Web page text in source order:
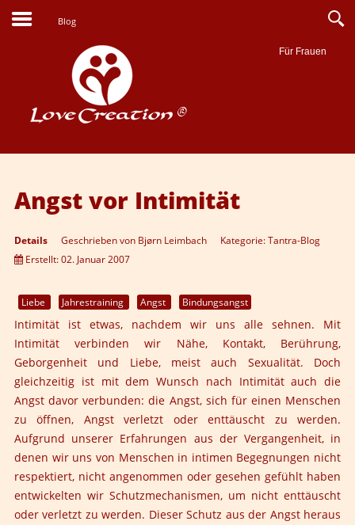
Blog
Für Frauen
Suche
Angst vor Intimität
Details Geschrieben von Bjørn Leimbach Kategorie:Tantra-Blog
Erstellt: 02. Januar 2007
Liebe Jahrestraining Angst Bindungsangst
Intimität ist etwas, nachdem wir uns alle sehnen. Mit
Intimität verbinden wir Nähe, Kontakt, Berührung,
Geborgenheit und Liebe, meist auch Sexualität. Doch
gleichzeitig ist mit dem Wunsch nach Intimität auch die
Angst davor verbunden: die Angst, sich für einen Menschen
zu öffnen, Angst verletzt oder enttäuscht zu werden.
Aufgrund unserer Erfahrungen aus der Vergangenheit, in
denen wir uns von Menschen in intimen Begegnungen nicht
respektiert, nicht angenommen oder gesehen gefühlt haben
entwickelten wir Schutzmechanismen, um nicht enttäuscht
oder verletzt zu werden. Dieser Schutz aus der Angst heraus